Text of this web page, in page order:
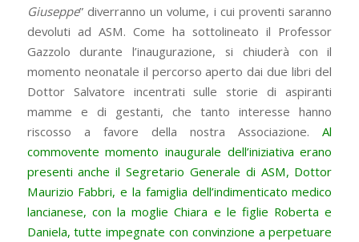
Giuseppe” diverranno un volume, i cui proventi saranno
devoluti ad ASM. Come ha sottolineato il Professor
Gazzolo durante l’inaugurazione, si chiuderà con il
momento neonatale il percorso aperto dai due libri del
Dottor Salvatore incentrati sulle storie di aspiranti
mamme e di gestanti, che tanto interesse hanno
riscosso a favore della nostra Associazione.Al
commovente momento inaugurale dell’iniziativa erano
presenti anche il Segretario Generale di ASM, Dottor
Maurizio Fabbri, e la famiglia dell’indimenticato medico
lancianese, con la moglie Chiara e le figlie Roberta e
Daniela, tutte impegnate con convinzione a perpetuare